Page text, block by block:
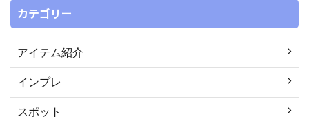
カテゴリー
アイテム紹介
インプレ
スポット